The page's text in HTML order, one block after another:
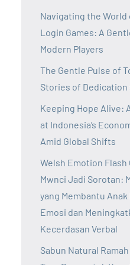
Navigating the World
Login Games: A
Modern Players
The Gentle Pulse of
Stories of Dedication
Keeping Hope Alive:
at Indonesia’s
Amid Global Shifts
Welsh Emotion Flash
Mwnci Jadi Sorotan:
yang Membantu
Emosi dan
Kecerdasan Verbal
Sabun Natural